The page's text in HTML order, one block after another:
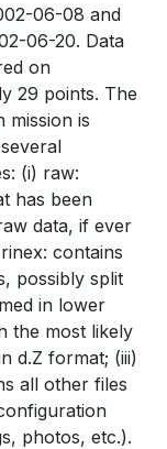
06-08 and
06-20. Data
on
29 points. The
mission is
(i) raw:
has been
data, if ever
contains
possibly split
in lower
the most likely
d.Z format; (iii)
all other files
photos, etc.).